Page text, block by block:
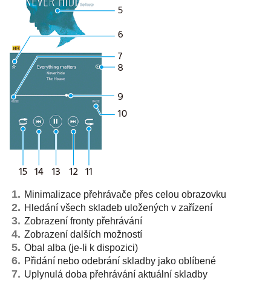
Minimalizace přehrávače přes celou obrazovku
Hledání všech skladeb uložených v zařízení
Zobrazení fronty přehrávání
Zobrazení dalších možností
Obal alba (je-li k dispozici)
Přidání nebo odebrání skladby jako oblíbené
Uplynulá doba přehrávání aktuální skladby